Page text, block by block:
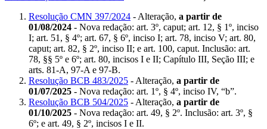
Resolução CMN 397/2024 - Alteração, a partir de
01/08/2024 - Nova redação: art. 3º, caput; art. 12, § 1º, inciso
I; art. 51, § 4º; art. 67, § 6º, inciso I; art. 78, inciso V; art. 80,
caput; art. 82, § 2º, inciso II; e art. 100, caput. Inclusão: art.
78, §§ 5º e 6º; art. 80, incisos I e II; Capítulo III, Seção III; e
arts. 81-A, 97-A e 97-B.
Resolução BCB 483/2025 - Alteração, a partir de
01/07/2025 - Nova redação: art. 1º, § 4º, inciso IV, “b”.
Resolução BCB 504/2025 - Alteração, a partir de
01/10/2025 - Nova redação: art. 49, § 2º. Inclusão: art. 3º, §
6º; e art. 49, § 2º, incisos I e II.